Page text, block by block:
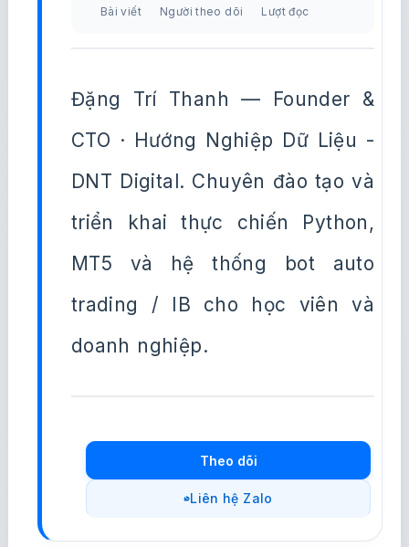
Bài viết Người theo dõi Lượt đọc
Đặng Trí Thanh — Founder &
CTO · Hướng Nghiệp Dữ Liệu -
DNT Digital. Chuyên đào tạo và
triển khai thực chiến Python,
MT5 và hệ thống bot auto
trading / IB cho học viên và
doanh nghiệp.
Theo dõi
Liên hệ Zalo